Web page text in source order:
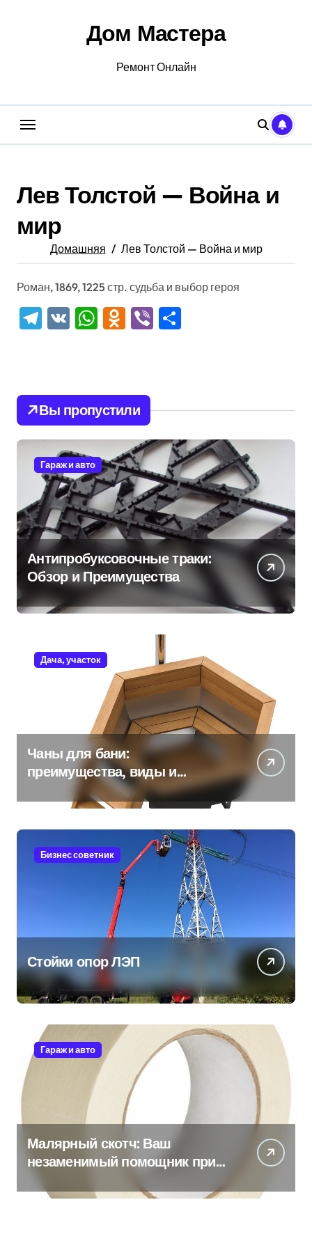
Дом Мастера
Ремонт Онлайн
Лев Толстой — Война и
мир
Домашняя Лев Толстой — Война и мир
Роман, 1869, 1225 стр. судьба и выбор героя
Telegram
VK WhatsApp
Odnoklassniki
Viber
Вы пропустили
Гараж и авто
Антипробуксовочные траки:
Обзор и Преимущества
Дача, участок
Чаны для бани:
преимущества, виды и
особенности использования
Бизнес советник
Стойки опор ЛЭП
Гараж и авто
Малярный скотч: Ваш
незаменимый помощник при